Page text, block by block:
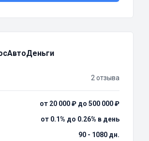
2 отзыва
от 20 000 ₽ до 500 000 ₽
от 0.1% до 0.26% в день
90 - 1080 дн.